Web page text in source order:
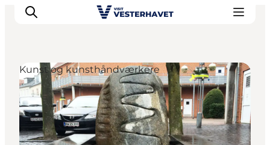
Det sker
Oplevelser
Vores Byer
Kunst og kunsthåndværkere